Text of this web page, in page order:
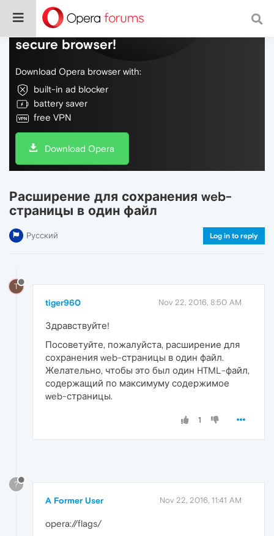
Do more on the web, with a fast and
secure browser!
Download Opera browser with:
built-in ad blocker
battery saver
free VPN
Download Opera
Расширение для сохранения web-
страницы в один файл
Русский Log in to reply
T
tiger960 Nov 22, 2016, 8:50 AM
Здравствуйте!
Посоветуйте, пожалуйста, расширение для
сохранения web-страницы в один файл.
Желательно, чтобы это был один HTML-файл,
содержащий по максимуму содержимое
web-страницы.
1
?
A Former User Nov 22, 2016, 11:41 AM
opera://flags/